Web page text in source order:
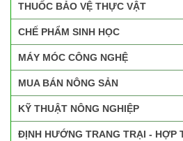
THUỐC BẢO VỆ THỰC VẬT
CHẾ PHẨM SINH HỌC
MÁY MÓC CÔNG NGHỆ
MUA BÁN NÔNG SẢN
KỸ THUẬT NÔNG NGHIỆP
ĐỊNH HƯỚNG TRANG TRẠI - HỢP